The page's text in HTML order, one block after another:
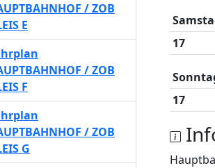
17
17
/ ZOB
E
/ ZOB
F
/ ZOB
G